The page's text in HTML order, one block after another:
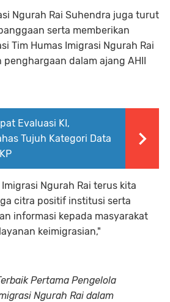
Ngurah Rai Suhendra juga turut
serta memberikan
Tim Humas Imigrasi Ngurah Rai
dalam ajang AHII
Evaluasi KI,
Tujuh Kategori Data
Ngurah Rai terus kita
citra positif institusi serta
informasi kepada masyarakat
keimigrasian,"
Pertama Pengelola
Ngurah Rai dalam